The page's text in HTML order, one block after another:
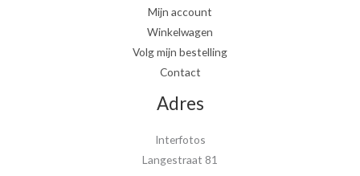
Mijn account
Winkelwagen
Volg mijn bestelling
Contact
Adres
Interfotos
Langestraat 81